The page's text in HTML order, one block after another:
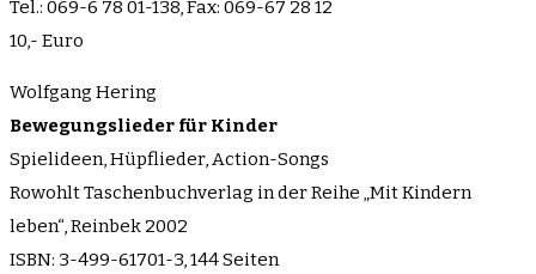
Tel.: 069-6 78 01-138, Fax: 069-67 28 12
10,- Euro
Wolfgang Hering
Bewegungslieder für Kinder
Spielideen, Hüpflieder, Action-Songs
Rowohlt Taschenbuchverlag in der Reihe „Mit Kindern
leben“, Reinbek 2002
ISBN: 3-499-61701-3, 144 Seiten